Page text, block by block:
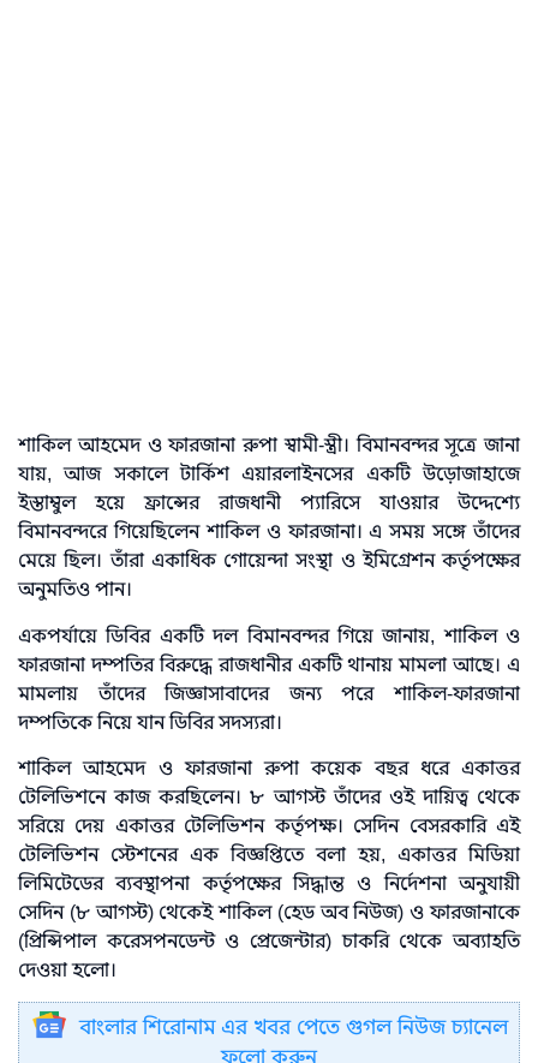
শাকিল আহমেদ ও ফারজানা রুপা স্বামী-স্ত্রী। বিমানবন্দর সূত্রে জানা
যায়, আজ সকালে টার্কিশ এয়ারলাইনসের একটি উড়োজাহাজে
ইস্তাম্বুল হয়ে ফ্রান্সের রাজধানী প্যারিসে যাওয়ার উদ্দেশ্যে
বিমানবন্দরে গিয়েছিলেন শাকিল ও ফারজানা। এ সময় সঙ্গে তাঁদের
মেয়ে ছিল। তাঁরা একাধিক গোয়েন্দা সংস্থা ও ইমিগ্রেশন কর্তৃপক্ষের
অনুমতিও পান।
একপর্যায়ে ডিবির একটি দল বিমানবন্দর গিয়ে জানায়, শাকিল ও
ফারজানা দম্পতির বিরুদ্ধে রাজধানীর একটি থানায় মামলা আছে। এ
মামলায় তাঁদের জিজ্ঞাসাবাদের জন্য পরে শাকিল-ফারজানা
দম্পতিকে নিয়ে যান ডিবির সদস্যরা।
শাকিল আহমেদ ও ফারজানা রুপা কয়েক বছর ধরে একাত্তর
টেলিভিশনে কাজ করছিলেন। ৮ আগস্ট তাঁদের ওই দায়িত্ব থেকে
সরিয়ে দেয় একাত্তর টেলিভিশন কর্তৃপক্ষ। সেদিন বেসরকারি এই
টেলিভিশন স্টেশনের এক বিজ্ঞপ্তিতে বলা হয়, একাত্তর মিডিয়া
লিমিটেডের ব্যবস্থাপনা কর্তৃপক্ষের সিদ্ধান্ত ও নির্দেশনা অনুযায়ী
সেদিন (৮ আগস্ট) থেকেই শাকিল (হেড অব নিউজ) ও ফারজানাকে
(প্রিন্সিপাল করেসপনডেন্ট ও প্রেজেন্টার) চাকরি থেকে অব্যাহতি
দেওয়া হলো।
বাংলার শিরোনাম এর খবর পেতে গুগল নিউজ চ্যানেল